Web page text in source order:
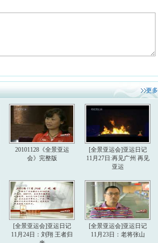
更多
20101128《全景亚运
会》完整版
[全景亚运会]亚运日记
11月27日:再见广州 再见
亚运
[全景亚运会]亚运日记
11月24日：刘翔 王者归
[全景亚运会]亚运日记
11月23日：老将张山